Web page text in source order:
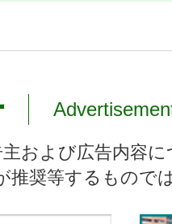
主および広告内容
推奨等するもので